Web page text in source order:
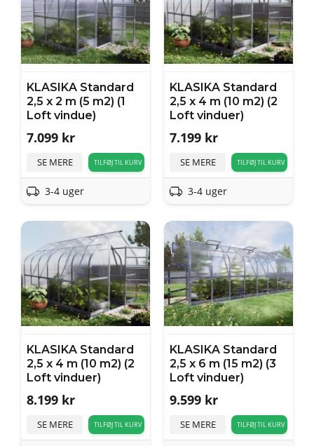
KLASIKA Standard
2,5 x 2 m (5 m2) (1
Loft vindue)
7.099 kr
SE MERE TILFØJ TIL KURV
3-4 uger
KLASIKA Standard
2,5 x 4 m (10 m2) (2
Loft vinduer)
7.199 kr
SE MERE TILFØJ TIL KURV
3-4 uger
KLASIKA Standard
2,5 x 4 m (10 m2) (2
Loft vinduer)
8.199 kr
SE MERE TILFØJ TIL KURV
KLASIKA Standard
2,5 x 6 m (15 m2) (3
Loft vinduer)
9.599 kr
SE MERE TILFØJ TIL KURV